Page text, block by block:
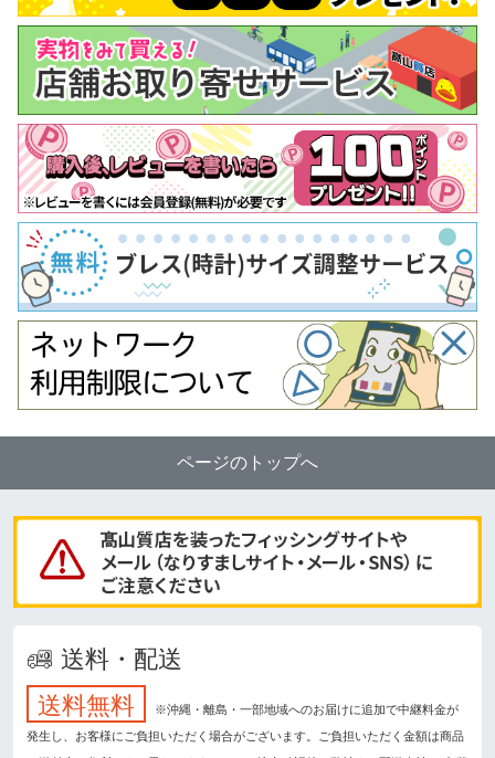
ページのトップへ
送料・配送
送料無料
※沖縄・離島・一部地域へのお届けに追加で中継料金が
発生し、お客様にご負担いただく場合がございます。ご負担いただく金額は商品